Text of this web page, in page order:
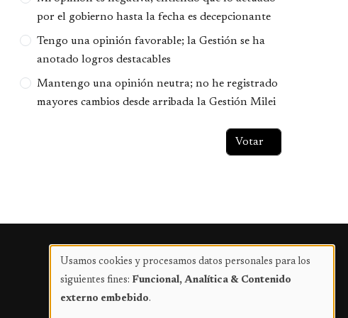
por el gobierno hasta la fecha es decepcionante
Tengo una opinión favorable; la Gestión se ha
anotado logros destacables
Mantengo una opinión neutra; no he registrado
mayores cambios desde arribada la Gestión Milei
Publicidad
Uso
de
Usamos cookies y procesamos datos personales para los
siguientes fines: Funcional, Analítica & Contenido
externo embebido.